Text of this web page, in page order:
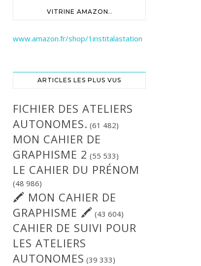
VITRINE AMAZON..
www.amazon.fr/shop/1institalastation
ARTICLES LES PLUS VUS
FICHIER DES ATELIERS
AUTONOMES. (61 482)
MON CAHIER DE
GRAPHISME 2 (55 533)
LE CAHIER DU PRÉNOM
(48 986)
🖍 MON CAHIER DE
GRAPHISME 🖍 (43 604)
CAHIER DE SUIVI POUR
LES ATELIERS
AUTONOMES (39 333)